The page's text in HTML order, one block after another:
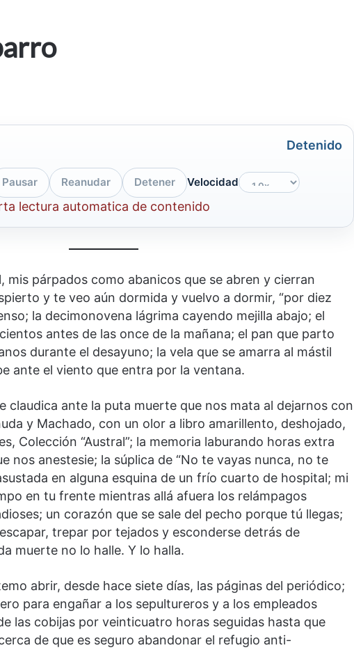
Detenido
Pausar Reanudar Detener Velocidad
lectura automatica de contenido
mis párpados como abanicos que se abren y cierran
y te veo aún dormida y vuelvo a dormir, “por diez
la decimonovena lágrima cayendo mejilla abajo; el
antes de las once de la mañana; el pan que parto
durante el desayuno; la vela que se amarra al mástil
ante el viento que entra por la ventana.
claudica ante la puta muerte que nos mata al dejarnos con
y Machado, con un olor a libro amarillento, deshojado,
Colección “Austral”; la memoria laburando horas extra
nos anestesie; la súplica de “No te vayas nunca, no te
en alguna esquina de un frío cuarto de hospital; mi
en tu frente mientras allá afuera los relámpagos
un corazón que se sale del pecho porque tú llegas;
trepar por tejados y esconderse detrás de
muerte no lo halle. Y lo halla.
abrir, desde hace siete días, las páginas del periódico;
para engañar a los sepultureros y a los empleados
las cobijas por veinticuatro horas seguidas hasta que
de que es seguro abandonar el refugio anti-
un nuevo espacio
el arte y la cultura
nueva
No
murió
de
amor
No murió de amor